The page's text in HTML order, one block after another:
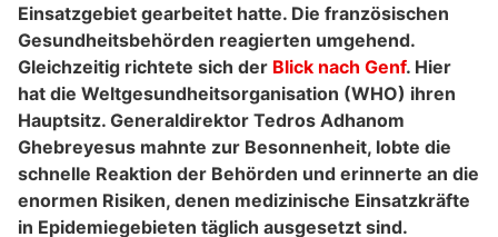
Einsatzgebiet gearbeitet hatte. Die französischen
Gesundheitsbehörden reagierten umgehend.
Gleichzeitig richtete sich der Blick nach Genf. Hier
hat die Weltgesundheitsorganisation (WHO) ihren
Hauptsitz. Generaldirektor Tedros Adhanom
Ghebreyesus mahnte zur Besonnenheit, lobte die
schnelle Reaktion der Behörden und erinnerte an die
enormen Risiken, denen medizinische Einsatzkräfte
in Epidemiegebieten täglich ausgesetzt sind.